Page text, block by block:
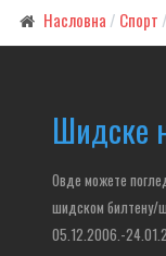
Насловна Спорт
Шидске
Овде можете
шидском билтену/
05.12.2006.-